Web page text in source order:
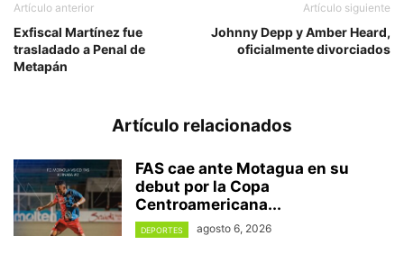
Artículo anterior
Exfiscal Martínez fue
trasladado a Penal de
Metapán
Artículo siguiente
Johnny Depp y Amber Heard,
oficialmente divorciados
Artículo relacionados
FAS cae ante Motagua en su
debut por la Copa
Centroamericana...
DEPORTES agosto 6, 2026